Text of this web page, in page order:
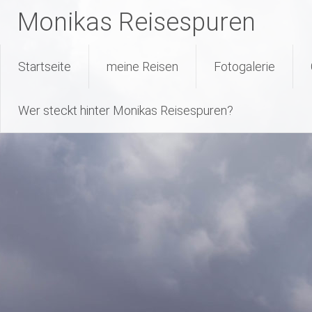
Warning: Attempt to read property "geoplugin_countryCode" on null
Monikas Reisespuren
to
Startseite meine Reisen Fotogalerie
Wer steckt hinter Monikas Reisespuren?